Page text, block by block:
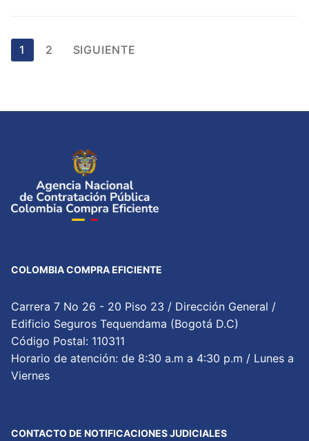
Paginación
de
1 2 SIGUIENTE
COLOMBIA COMPRA EFICIENTE
Carrera 7 No 26 - 20 Piso 23 / Dirección General /
Edificio Seguros Tequendama (Bogotá D.C)
Código Postal: 110311
Horario de atención: de 8:30 a.m a 4:30 p.m / Lunes a
Viernes
CONTACTO DE NOTIFICACIONES JUDICIALES